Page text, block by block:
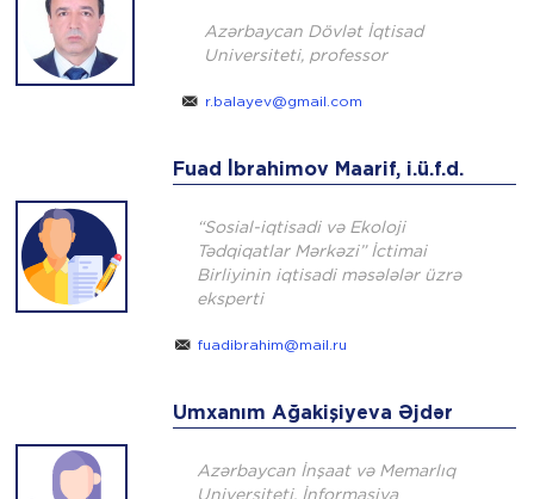
Azərbaycan Dövlət İqtisad
Universiteti, professor
r.balayev@gmail.com
Fuad İbrahimov Maarif, i.ü.f.d.
“Sosial-iqtisadi və Ekoloji
Tədqiqatlar Mərkəzi” İctimai
Birliyinin iqtisadi məsələlər üzrə
eksperti
fuadibrahim@mail.ru
Umxanım Ağakişiyeva Əjdər
Azərbaycan İnşaat və Memarlıq
Universiteti, İnformasiya